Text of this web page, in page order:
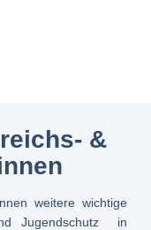
&
weitere wichtige
Jugendschutz in